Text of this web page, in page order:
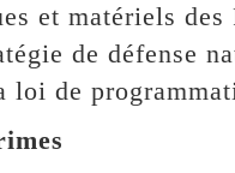
et matériels des
de défense
loi de